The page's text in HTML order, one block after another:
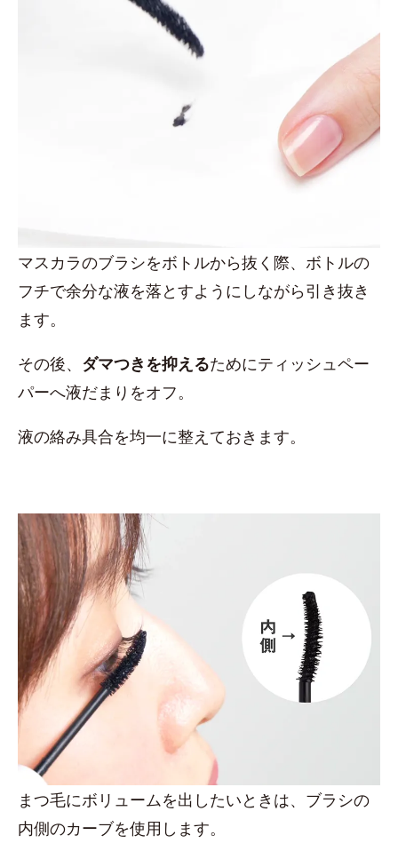
マスカラのブラシをボトルから抜く際、ボトルの
フチで余分な液を落とすようにしながら引き抜き
ます。
その後、 ダマつきを抑えるためにティッシュペー
パーへ液だまりをオフ。
液の絡み具合を均一に整えておきます。
まつ毛にボリュームを出したいときは、ブラシの
内側のカーブを使用します。